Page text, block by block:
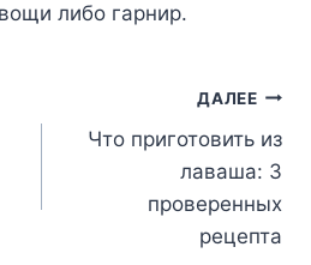
либo гapниp.
ДАЛЕЕ
Что приготовить из
лаваша: 3
проверенных
рецепта